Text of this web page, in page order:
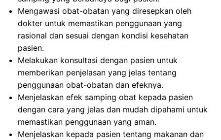
Mengawasi obat-obatan yang diresepkan oleh
dokter untuk memastikan penggunaan yang
rasional dan sesuai dengan kondisi kesehatan
pasien.
Melakukan konsultasi dengan pasien untuk
memberikan penjelasan yang jelas tentang
penggunaan obat-obatan dan efeknya.
Menjelaskan efek samping obat kepada pasien
dengan cara yang jelas dan mudah dipahami untuk
memastikan penggunaan yang aman.
Menjelaskan kepada pasien tentang makanan dan